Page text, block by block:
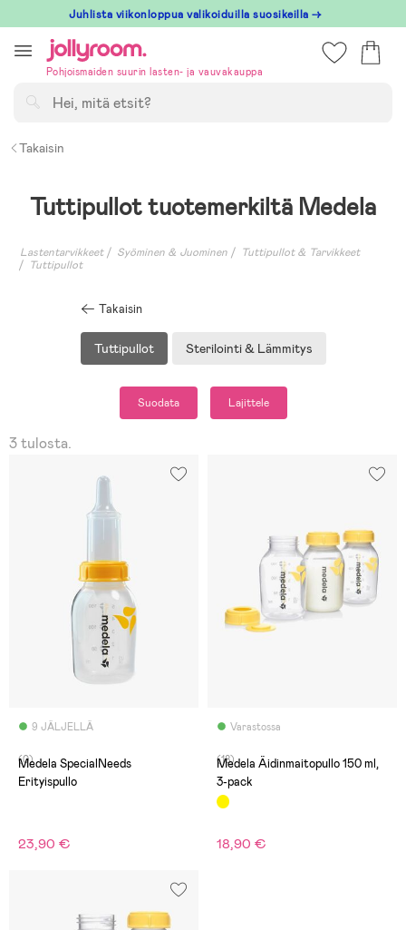
till
innehållet
Juhlista viikonloppua valikoiduilla suosikeilla →
Pohjoismaiden suurin lasten- ja vauvakauppa
Takaisin
Tuttipullot tuotemerkiltä Medela
Lastentarvikkeet Syöminen & Juominen
Tuttipullot & Tarvikkeet
Tuttipullot
Takaisin
Tuttipullot Sterilointi & Lämmitys
Suodata Lajittele
3 tulosta.
9 JÄLJELLÄ
(0)
Medela SpecialNeeds
Erityispullo
23,90 €
Varastossa
(18)
Medela Äidinmaitopullo 150 ml,
3-pack
18,90 €